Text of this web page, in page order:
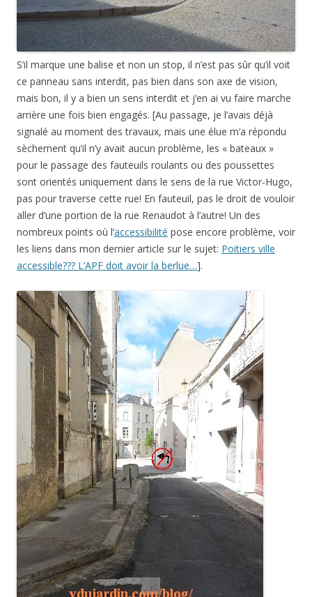
S’il marque une balise et non un stop, il n’est pas sûr qu’il voit
ce panneau sans interdit, pas bien dans son axe de vision,
mais bon, il y a bien un sens interdit et j’en ai vu faire marche
arrière une fois bien engagés. [Au passage, je l’avais déjà
signalé au moment des travaux, mais une élue m’a répondu
sèchement qu’il n’y avait aucun problème, les « bateaux »
pour le passage des fauteuils roulants ou des poussettes
sont orientés uniquement dans le sens de la rue Victor-Hugo,
pas pour traverse cette rue! En fauteuil, pas le droit de vouloir
aller d’une portion de la rue Renaudot à l’autre! Un des
nombreux points où l’accessibilité pose encore problème, voir
les liens dans mon dernier article sur le sujet: Poitiers ville
accessible??? L’APF doit avoir la berlue…].